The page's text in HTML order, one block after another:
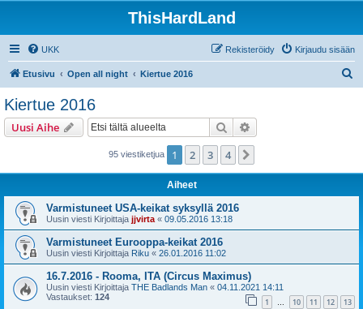
ThisHardLand
UKK Kirjaudu sisään
Rekisteröidy
Etusivu Open all night Kiertue 2016
Kiertue 2016
Uusi Aihe Etsi
95 viestiketjua 1 2 3 4
Aiheet
Varmistuneet USA-keikat syksyllä 2016
Uusin viesti Kirjoittaja jjvirta « 09.05.2016 13:18
Varmistuneet Eurooppa-keikat 2016
Uusin viesti Kirjoittaja Riku « 26.01.2016 11:02
16.7.2016 - Rooma, ITA (Circus Maximus)
Uusin viesti Kirjoittaja THE Badlands Man « 04.11.2021 14:11
Vastaukset: 124 1 … 10 11 12 13